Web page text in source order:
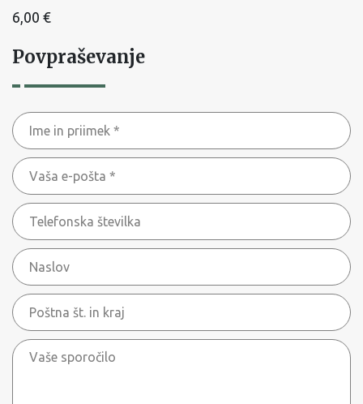
6,00 €
Povpraševanje
Ime
in
priimek
Vaša
e-
pošta
Telefonska
številka
Naslov
Poštna
št.
in
Vaše